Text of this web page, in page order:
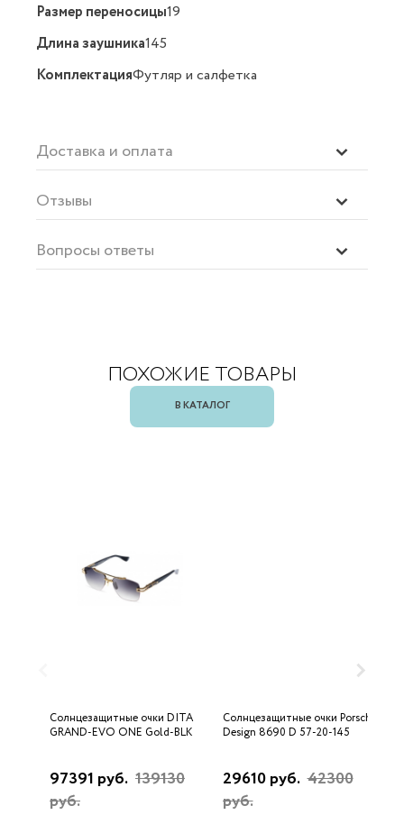
Размер переносицы19
Длина заушника145
КомплектацияФутляр и салфетка
Доставка и оплата
Отзывы
Вопросы ответы
ПОХОЖИЕ ТОВАРЫ
В КАТАЛОГ
Солнцезащитные очки DITA
GRAND-EVO ONE Gold-BLK
97391 руб. 139130
руб.
Солнцезащитные очки Porsche
Design 8690 D 57-20-145
29610 руб. 42300
руб.